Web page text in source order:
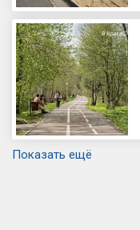
Показать ещё